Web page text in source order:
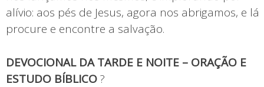
alívio: aos pés de Jesus, agora nos abrigamos, e lá
procure e encontre a salvação.
DEVOCIONAL DA TARDE E NOITE – ORAÇÃO E
ESTUDO BÍBLICO?